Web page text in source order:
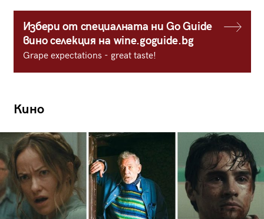
Избери от специалната ни Go Guide
вино селекция на wine.goguide.bg
Grape expectations - great taste!
Кино